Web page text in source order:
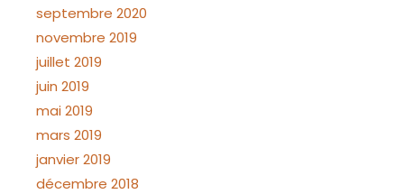
septembre 2020
novembre 2019
juillet 2019
juin 2019
mai 2019
mars 2019
janvier 2019
décembre 2018